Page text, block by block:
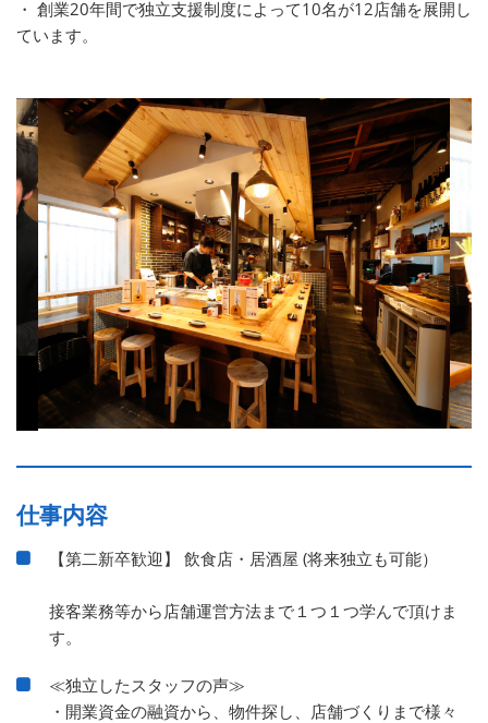
・ 創業20年間で独立支援制度によって10名が12店舗を展開し
ています。
仕事内容
【第二新卒歓迎】 飲食店・居酒屋 (将来独立も可能）
接客業務等から店舗運営方法まで１つ１つ学んで頂けま
す。
≪独立したスタッフの声≫
・開業資金の融資から、物件探し、店舗づくりまで様々